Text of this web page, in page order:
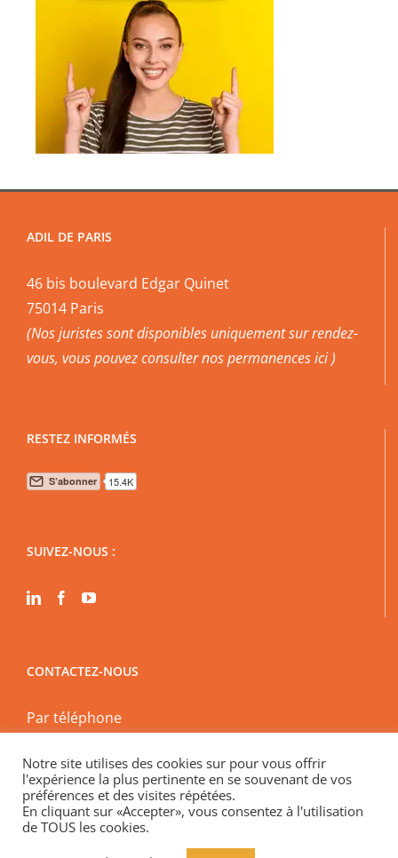
ADIL DE PARIS
46 bis boulevard Edgar Quinet
75014 Paris
(Nos juristes sont disponibles uniquement sur rendez-
vous, vous pouvezconsulter nos permanences ici )
RESTEZ INFORMÉS
SUIVEZ-NOUS :
CONTACTEZ-NOUS
Par téléphone
En physique
Spécial encadrement des loyers « En visio »
Notre site utilises des cookies sur pour vous offrir
l'expérience la plus pertinente en se souvenant de vos
préférences et des visites répétées.
En cliquant sur «Accepter», vous consentez à l'utilisation
de TOUS les cookies.